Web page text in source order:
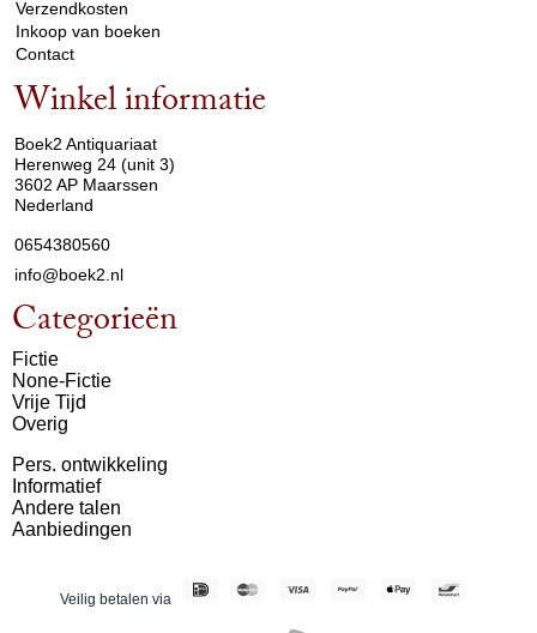
Verzendkosten
Inkoop van boeken
Contact
Winkel informatie
Boek2 Antiquariaat
Herenweg 24 (unit 3)
3602 AP Maarssen
Nederland
0654380560
info@boek2.nl
Categorieën
Fictie
None-Fictie
Vrije Tijd
Overig
Pers. ontwikkeling
Informatief
Andere talen
Aanbiedingen
Veilig betalen via